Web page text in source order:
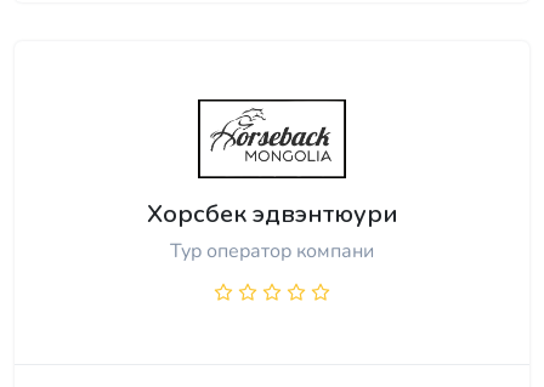
Хорсбек эдвэнтюури
Тур оператор компани